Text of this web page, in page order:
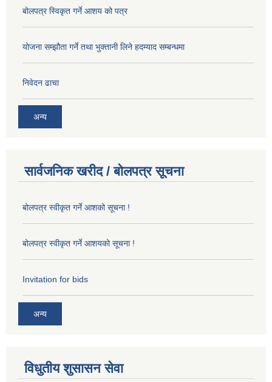
बोलपत्र स्विकृत गर्ने आशय को पत्र
योजना सम्झौता गर्ने तथा भुक्तानी लिने हदम्याद सम्बन्धमा
निवेदन ढाचा
अन्य
सार्वजनिक खरीद / बोलपत्र सूचना
बोलपत्र स्वीकृत गर्ने आशको सूचना !
बोलपत्र स्वीकृत गर्ने आशयको सूचना !
Invitation for bids
अन्य
विधुतीय शुसासन सेवा